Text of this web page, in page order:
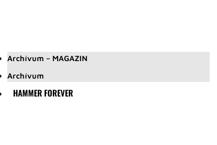
Archívum – MAGAZIN
Archívum
HAMMER FOREVER